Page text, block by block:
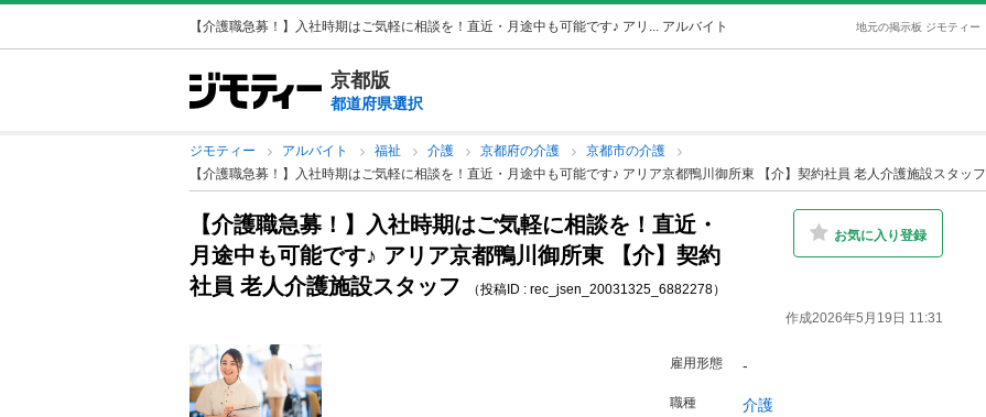
【介護職急募！】入社時期はご気軽に相談を！直近・月途中も可能です♪ アリ... アルバイト 地元の掲示板 ジモティー
京都版
都道府県選択
ジモティー アルバイト 福祉 介護 京都府の介護
京都市の介護
【介護職急募！】入社時期はご気軽に相談を！直近・月途中も可能です♪ アリア京都鴨川御所東 【介】契約社員 老人介護施設スタッフ
【介護職急募！】入社時期はご気軽に相談を！直近・
月途中も可能です♪ アリア京都鴨川御所東 【介】契約
社員 老人介護施設スタッフ
（投稿ID : rec_jsen_20031325_6882278）
お気に入り登録
作成2026年5月19日 11:31
雇用形態 -
職種 介護